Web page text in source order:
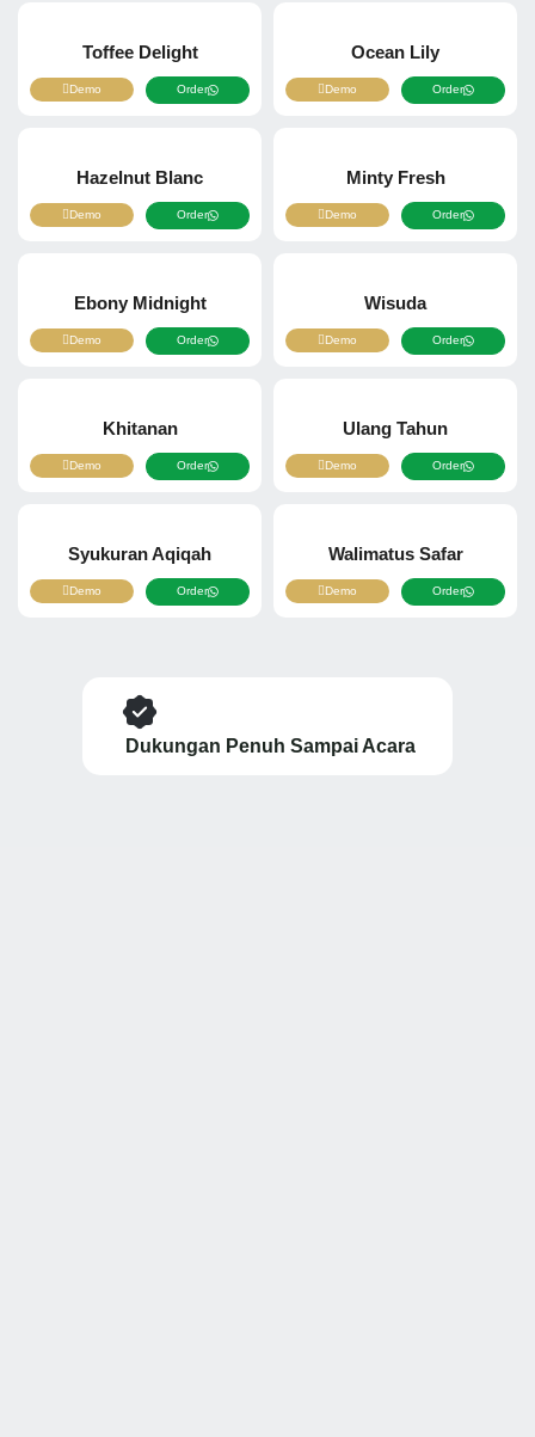
Toffee Delight
Demo Order
Ocean Lily
Demo Order
Hazelnut Blanc
Demo Order
Minty Fresh
Demo Order
Ebony Midnight
Demo Order
Wisuda
Demo Order
Khitanan
Demo Order
Ulang Tahun
Demo Order
Syukuran Aqiqah
Demo Order
Walimatus Safar
Demo Order
Dukungan Penuh Sampai Acara